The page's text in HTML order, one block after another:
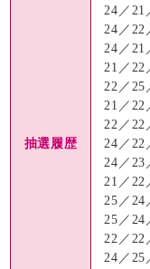
抽選履歴
24／21
24／22
24／21
21／22
22／25
21／22
22／22
24／22
24／23
21／22
25／24
25／24
22／22
24／25